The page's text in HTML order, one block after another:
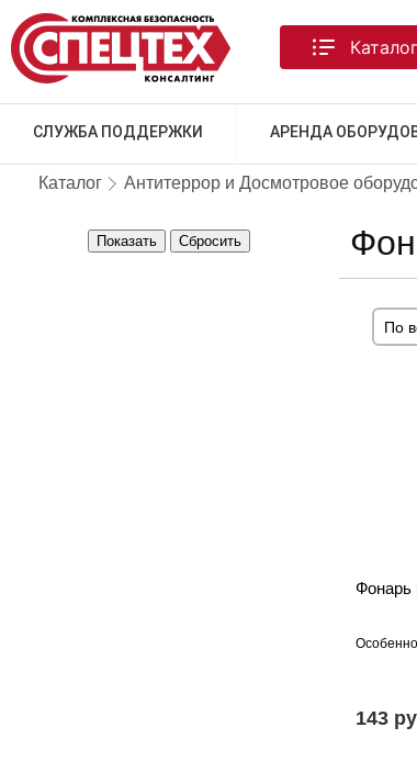
СЛУЖБА ПОДДЕРЖКИ АРЕНДА
Каталог
Каталог Антитеррор и Досмотровое
Показать Сбросить
Фонарь
143